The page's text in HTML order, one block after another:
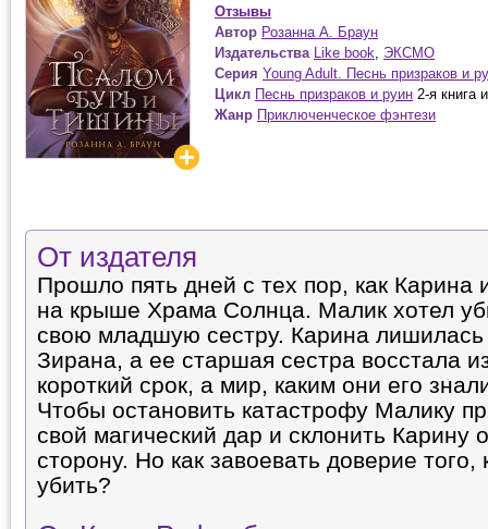
Отзывы
Автор Розанна А. Браун
Издательства Like book, ЭКСМО
Серия Young Adult. Песнь призраков и
Цикл Песнь призраков и руин 2-я книга
Жанр Приключенческое фэнтези
От издателя
Прошло пять дней с тех пор, как Карина
на крыше Храма Солнца. Малик хотел
свою младшую сестру. Карина
Зирана, а ее старшая сестра восстала
короткий срок, а мир, каким они его
Чтобы остановить катастрофу Малику
свой магический дар и склонить Карину
сторону. Но как завоевать доверие того,
убить?